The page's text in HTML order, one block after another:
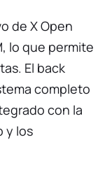
de X Open
lo que permite
El back
completo
con la
y los